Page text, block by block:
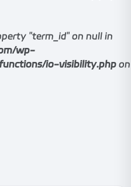
"term_id" on null in
wp-
io-visibility.php on